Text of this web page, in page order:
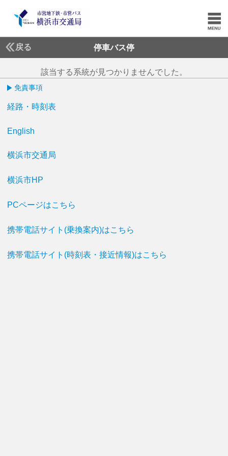
戻る 停車バス停
該当する系統が見つかりませんでした。
免責事項
経路・時刻表
English
横浜市交通局
横浜市HP
PCページはこちら
携帯電話サイト(乗換案内)はこちら
携帯電話サイト(時刻表・接近情報)はこちら